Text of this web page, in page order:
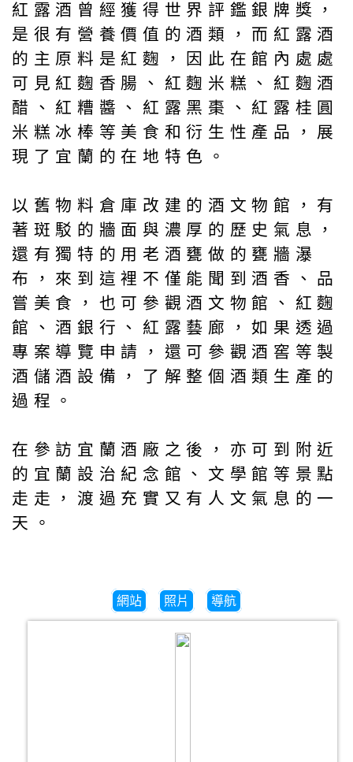
紅露酒曾經獲得世界評鑑銀牌獎，
是很有營養價值的酒類，而紅露酒
的主原料是紅麴，因此在館內處處
可見紅麴香腸、紅麴米糕、紅麴酒
醋、紅糟醬、紅露黑棗、紅露桂圓
米糕冰棒等美食和衍生性產品，展
現了宜蘭的在地特色。
以舊物料倉庫改建的酒文物館，有
著斑駁的牆面與濃厚的歷史氣息，
還有獨特的用老酒甕做的甕牆瀑
布，來到這裡不僅能聞到酒香、品
嘗美食，也可參觀酒文物館、紅麴
館、酒銀行、紅露藝廊，如果透過
專案導覽申請，還可參觀酒窖等製
酒儲酒設備，了解整個酒類生產的
過程。
在參訪宜蘭酒廠之後，亦可到附近
的宜蘭設治紀念館、文學館等景點
走走，渡過充實又有人文氣息的一
天。
網站 照片 導航